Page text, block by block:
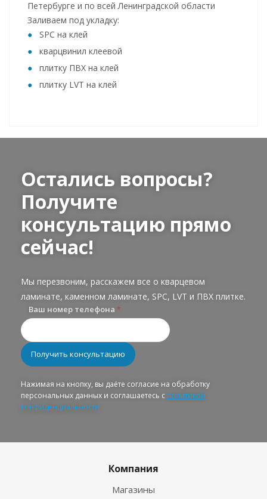
Петербурге и по всей Ленинградской области
Заливаем под укладку:
SPC на клей
кварцвинил клеевой
плитку ПВХ на клей
плитку LVT на клей
Остались вопросы?
Получите
консультацию прямо
сейчас!
Мы перезвоним, расскажем все о кварцевом
ламинате, каменном ламинате, SPC, LVT и ПВХ плитке.
Ваш номер телефона *
Нажимая на кнопку, вы даёте согласие на обработку
персональных данных и соглашаетесь с политикой
конфиденциальности
Компания
Магазины